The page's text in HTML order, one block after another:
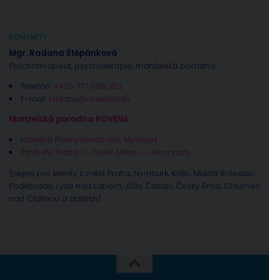
KONTAKTY
Mgr. Radana Štěpánková
Psychoterapeut, psychoterapie, manželská poradna
Telefon: +420 777 588 352
E-mail: radana@rovena.info
Manželská poradna ROVENA
Náměstí Přemyslovců 169, Nymburk
Žitná 49, Praha 1 – Nové Město — Vinohrady
(nejen pro klienty z měst Praha, Nymburk, Kolín, Mladá Boleslav,
Poděbrady, Lysá nad Labem, Jíčín, Čáslav, Český Brod, Chlumec
nad Cidlinou a dalších)